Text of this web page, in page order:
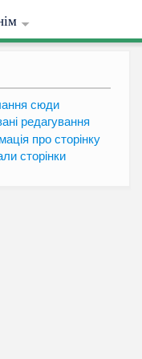
сюди
редагування
про сторінку
сторінки